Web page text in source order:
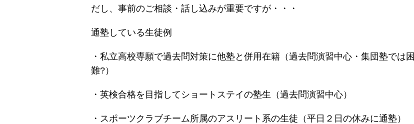
だし、事前のご相談・話し込みが重要ですが・・・
通塾している生徒例
・私立高校専願で過去問対策に他塾と併用在籍（過去問演習中心・集団塾では困
難?）
・英検合格を目指してショートステイの塾生（過去問演習中心）
・スポーツクラブチーム所属のアスリート系の生徒（平日２日の休みに通塾）